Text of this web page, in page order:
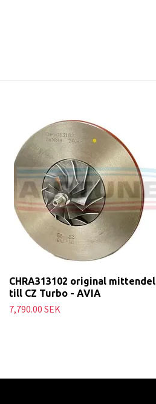
CHRA313102 original mittendel
till CZ Turbo - AVIA
7,790.00 SEK